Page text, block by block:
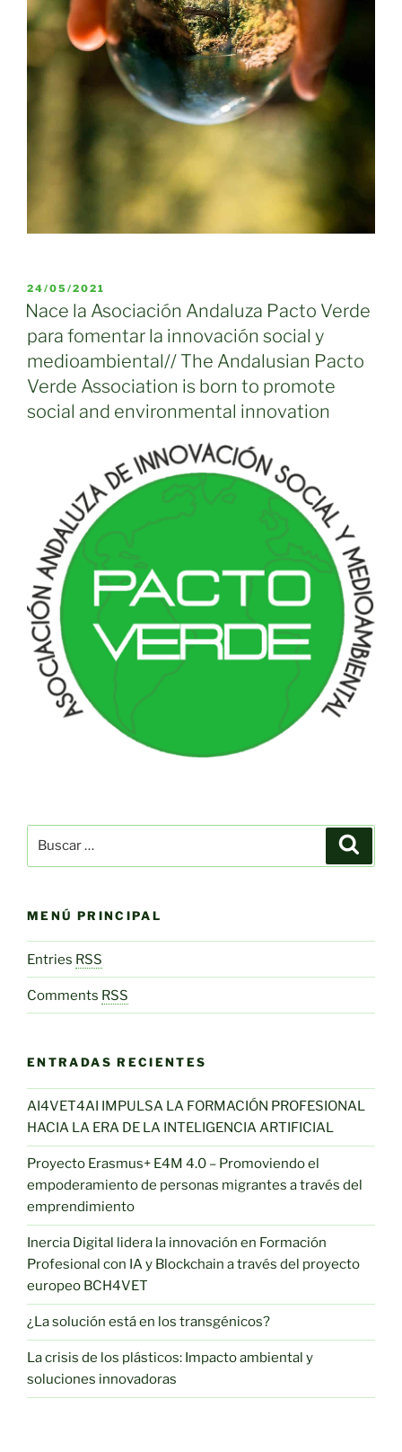
PUBLICADO
EL
24/05/2021
Nace la Asociación Andaluza Pacto Verde
para fomentar la innovación social y
medioambiental// The Andalusian Pacto
Verde Association is born to promote
social and environmental innovation
por:
MENÚ PRINCIPAL
Entries RSS
Comments RSS
ENTRADAS RECIENTES
AI4VET4AI IMPULSA LA FORMACIÓN PROFESIONAL
HACIA LA ERA DE LA INTELIGENCIA ARTIFICIAL
Proyecto Erasmus+ E4M 4.0 – Promoviendo el
empoderamiento de personas migrantes a través del
emprendimiento
Inercia Digital lidera la innovación en Formación
Profesional con IA y Blockchain a través del proyecto
europeo BCH4VET
¿La solución está en los transgénicos?
La crisis de los plásticos: Impacto ambiental y
soluciones innovadoras